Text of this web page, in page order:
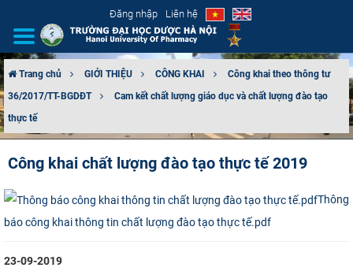
Đăng nhập Liên hệ
GIỚI THIỆU
CƠ CẤU TỔ CHỨC
ĐÀO TẠO
ĐẢM BẢO CHẤT LƯỢNG
Trang chủ GIỚI THIỆU CÔNG KHAI
Công khai theo thông tư
36/2017/TT-BGDĐT
Cam kết chất lượng giáo dục và chất lượng đào tạo
thực tế
Công khai chất lượng đào tạo thực tế 2019
Thông
báo công khai thông tin chất lượng đào tạo thực tế.pdf
23-09-2019